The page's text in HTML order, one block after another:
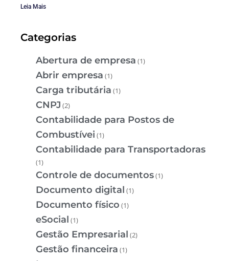
Leia Mais
Categorias
Abertura de empresa (1)
Abrir empresa (1)
Carga tributária (1)
CNPJ (2)
Contabilidade para Postos de
Combustívei (1)
Contabilidade para Transportadoras
(1)
Controle de documentos(1)
Documento digital (1)
Documento físico (1)
eSocial (1)
Gestão Empresarial (2)
Gestão financeira (1)